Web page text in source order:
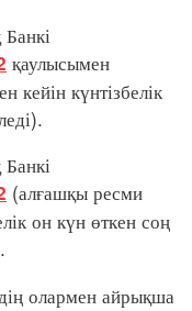
қаулысымен
кейін күнтізбелік
(алғашқы ресми
он күн өткен соң
олармен айрықша